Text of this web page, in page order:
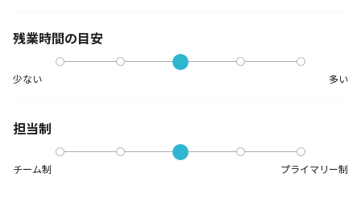
残業時間の目安
少ない 多い
担当制
チーム制 プライマリー制